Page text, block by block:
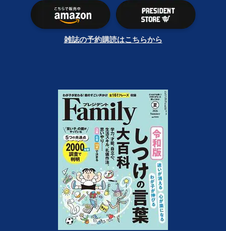
雑誌の予約購読はこちらから